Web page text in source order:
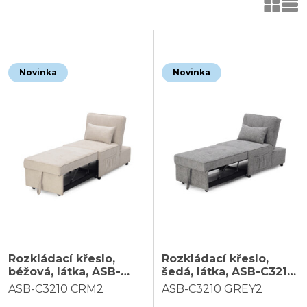
Novinka
Rozkládací křeslo,
béžová, látka, ASB-
C3210 CRM2
ASB-C3210 CRM2
Novinka
Rozkládací křeslo,
šedá, látka, ASB-C3210
GREY2
ASB-C3210 GREY2